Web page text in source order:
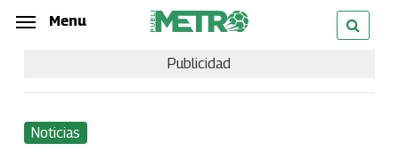
Skip
content
Menu
Publicidad
Noticias
Menu